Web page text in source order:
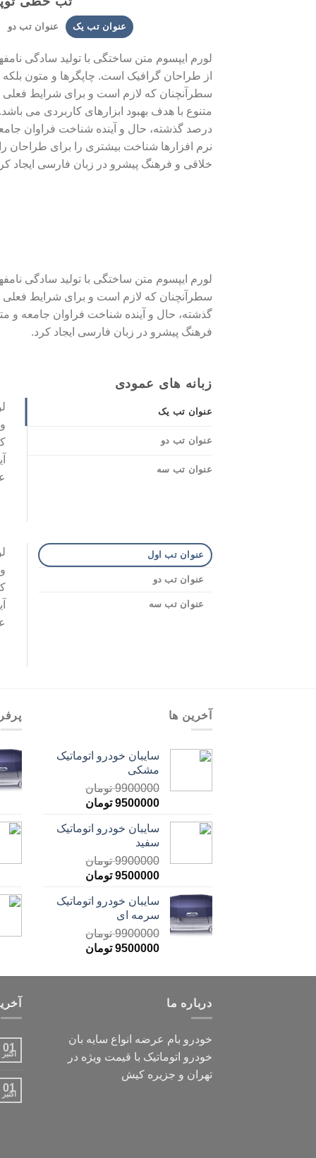
عنوان تب یک عنوان تب دو
لورم ایپسوم متن ساختگی با تولید سادگی
از طراحان گرافیک است. چاپگرها و متون
سطرآنچنان که لازم است و برای شرایط فعلی
متنوع با هدف بهبود ابزارهای کاربردی می
درصد گذشته، حال و آینده شناخت فراوان
نرم افزارها شناخت بیشتری را برای طراحان
خلاقی و فرهنگ پیشرو در زبان فارسی ایجاد
لورم ایپسوم متن ساختگی با تولید سادگی
سطرآنچنان که لازم است و برای شرایط فعلی
گذشته، حال و آینده شناخت فراوان جامعه و
فرهنگ پیشرو در زبان فارسی ایجاد کرد.
زبانه های عمودی
عنوان تب یک
عنوان تب دو
عنوان تب سه
عنوان تب اول
عنوان تب دو
عنوان تب سه
آخرین ها
سایبان خودرو اتوماتیک
مشکی
9900000 تومان
9500000 تومان
سایبان خودرو اتوماتیک
سفید
9900000 تومان
9500000 تومان
سایبان خودرو اتوماتیک
سرمه ای
9900000 تومان
9500000 تومان
درباره ما
خودرو بام عرضه انواع سایه بان
خودرو اتوماتیک با قیمت ویژه در
تهران و جزیره کیش
01
اکتبر
01
اکتبر